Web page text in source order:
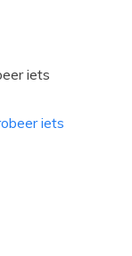
iets